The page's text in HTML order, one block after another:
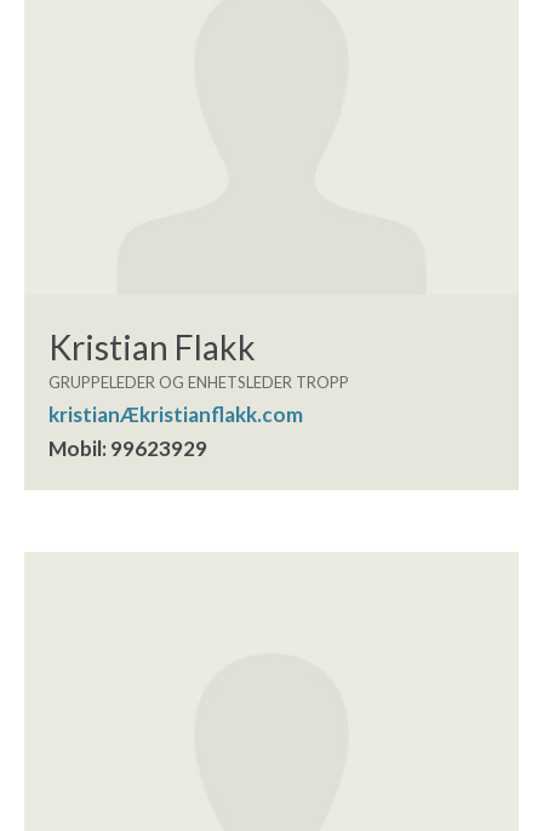
Kristian Flakk
GRUPPELEDER OG ENHETSLEDER TROPP
kristianÆkristianflakk.com
Mobil: 99623929